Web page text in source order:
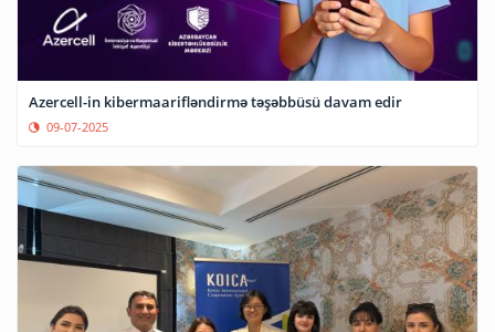
Azercell-in kibermaarifləndirmə təşəbbüsü davam edir
09-07-2025